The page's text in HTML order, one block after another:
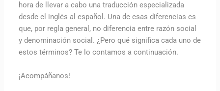
hora de llevar a cabo una traducción especializada
desde el inglés al español. Una de esas diferencias es
que, por regla general, no diferencia entre razón social
y denominación social. ¿Pero qué significa cada uno de
estos términos? Te lo contamos a continuación.
¡Acompáñanos!